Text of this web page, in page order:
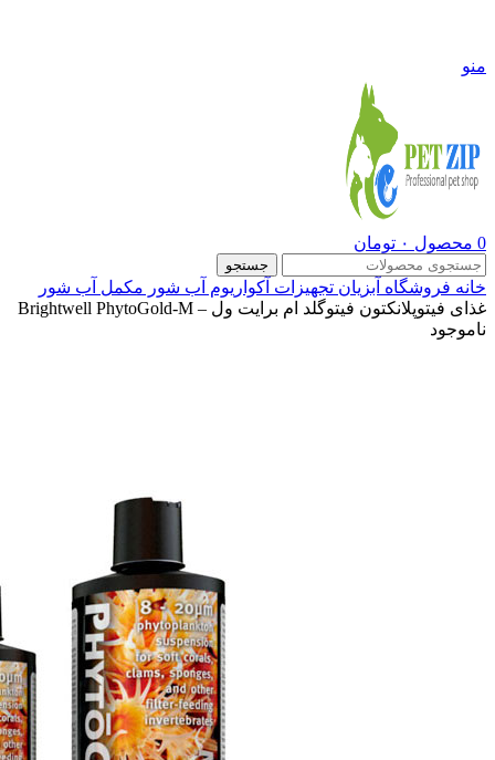
منو
0 محصول ۰ تومان
جستجو
خانه فروشگاه آبزیان تجهیزات آکواریوم آب شور مکمل آب شور
غذای فیتوپلانکتون فیتوگلد ام برایت ول – Brightwell PhytoGold-M
ناموجود